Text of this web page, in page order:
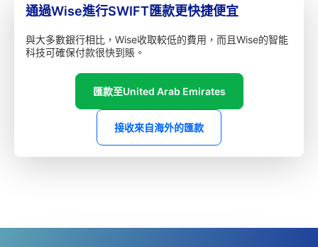
通過Wise進行SWIFT匯款更快捷便宜
與大多數銀行相比，Wise收取較低的費用，而且Wise的智能
科技可確保付款很快到賬。
匯款至United Arab Emirates
接收來自海外的匯款